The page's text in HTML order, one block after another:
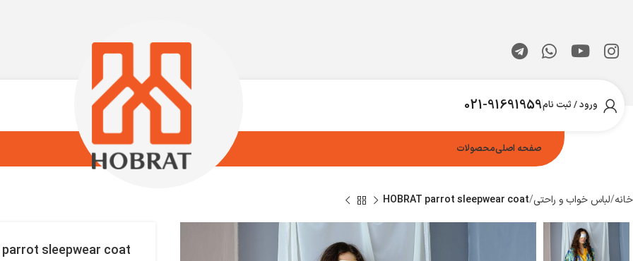
ورود / ثبت نام021-91691959
صفحه اصلیمحصولات
خانه لباس خواب و راحتی HOBRAT parrot sleepwear coat
parrot sleepwear coat